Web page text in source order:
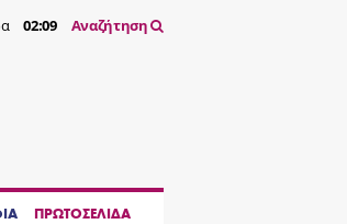
02:09 Αναζήτηση
ΠΡΩΤΟΣΕΛΙΔΑ